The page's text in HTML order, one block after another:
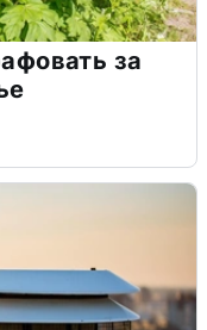
за